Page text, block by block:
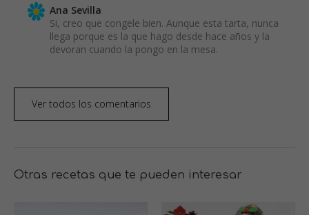
Ana Sevilla
Si, creo que congele bien. Aunque esta tarta, nunca
llega porque es la que hago desde hace años y la
devoran cuando la pongo en la mesa.
Ver todos los comentarios
Otras recetas que te pueden interesar